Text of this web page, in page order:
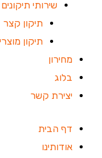
שירותי תיקונים
תיקון קצר
תיקון
מחירון
בלוג
יצירת קשר
דף הבית
אודותינו